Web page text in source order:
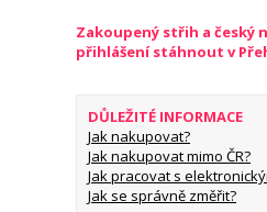
Zakoupený střih a český
přihlášení stáhnout v
DŮLEŽITÉ INFORMACE
Jak nakupovat?
Jak nakupovat mimo ČR?
Jak pracovat s
Jak se správně změřit?